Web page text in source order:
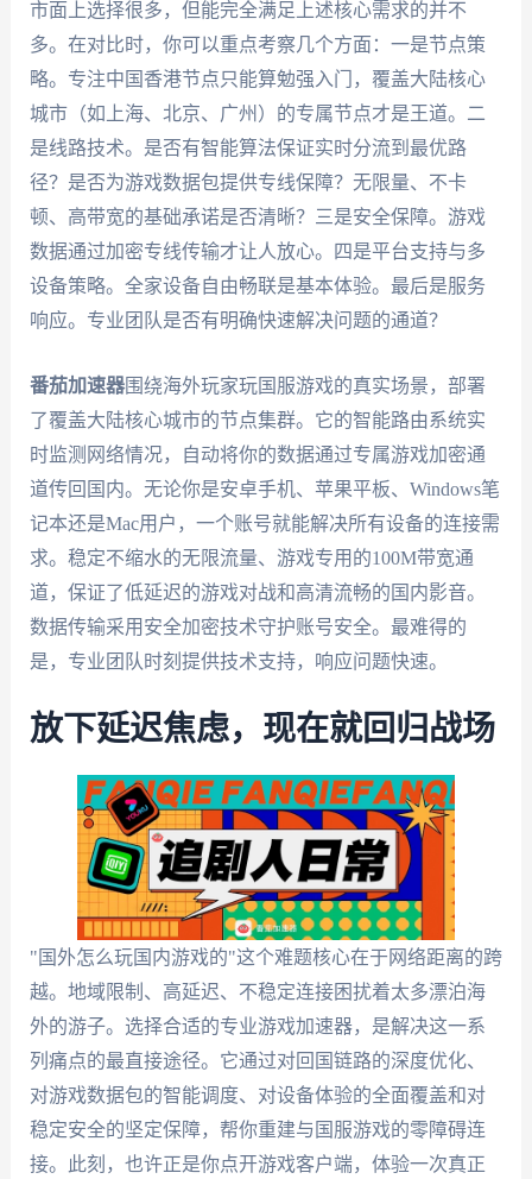
市面上选择很多，但能完全满足上述核心需求的并不
多。在对比时，你可以重点考察几个方面：一是节点策
略。专注中国香港节点只能算勉强入门，覆盖大陆核心
城市（如上海、北京、广州）的专属节点才是王道。二
是线路技术。是否有智能算法保证实时分流到最优路
径？是否为游戏数据包提供专线保障？无限量、不卡
顿、高带宽的基础承诺是否清晰？三是安全保障。游戏
数据通过加密专线传输才让人放心。四是平台支持与多
设备策略。全家设备自由畅联是基本体验。最后是服务
响应。专业团队是否有明确快速解决问题的通道？
番茄加速器围绕海外玩家玩国服游戏的真实场景，部署
了覆盖大陆核心城市的节点集群。它的智能路由系统实
时监测网络情况，自动将你的数据通过专属游戏加密通
道传回国内。无论你是安卓手机、苹果平板、Windows笔
记本还是Mac用户，一个账号就能解决所有设备的连接需
求。稳定不缩水的无限流量、游戏专用的100M带宽通
道，保证了低延迟的游戏对战和高清流畅的国内影音。
数据传输采用安全加密技术守护账号安全。最难得的
是，专业团队时刻提供技术支持，响应问题快速。
放下延迟焦虑，现在就回归战场
"国外怎么玩国内游戏的"这个难题核心在于网络距离的跨
越。地域限制、高延迟、不稳定连接困扰着太多漂泊海
外的游子。选择合适的专业游戏加速器，是解决这一系
列痛点的最直接途径。它通过对回国链路的深度优化、
对游戏数据包的智能调度、对设备体验的全面覆盖和对
稳定安全的坚定保障，帮你重建与国服游戏的零障碍连
接。此刻，也许正是你点开游戏客户端，体验一次真正